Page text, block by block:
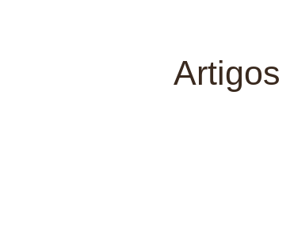
Artigos